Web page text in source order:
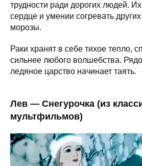
трудности ради дорогих людей.
сердце и умении согревать
морозы.
Раки хранят в себе тихое тепло,
сильнее любого волшебства.
ледяное царство начинает таять.
Лев — Снегурочка (из
мультфильмов)